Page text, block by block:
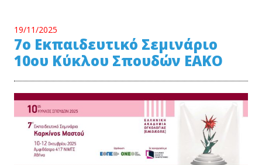
19/11/2025
7ο Εκπαιδευτικό Σεμινάριο
10ου Κύκλου Σπουδών ΕΑΚΟ